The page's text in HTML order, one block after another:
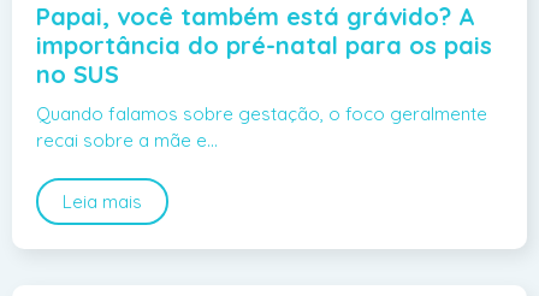
Papai, você também está grávido? A
importância do pré-natal para os pais
no SUS
Quando falamos sobre gestação, o foco geralmente
recai sobre a mãe e…
Leia mais